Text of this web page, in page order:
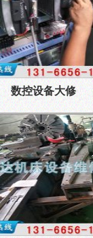
数控设备大修